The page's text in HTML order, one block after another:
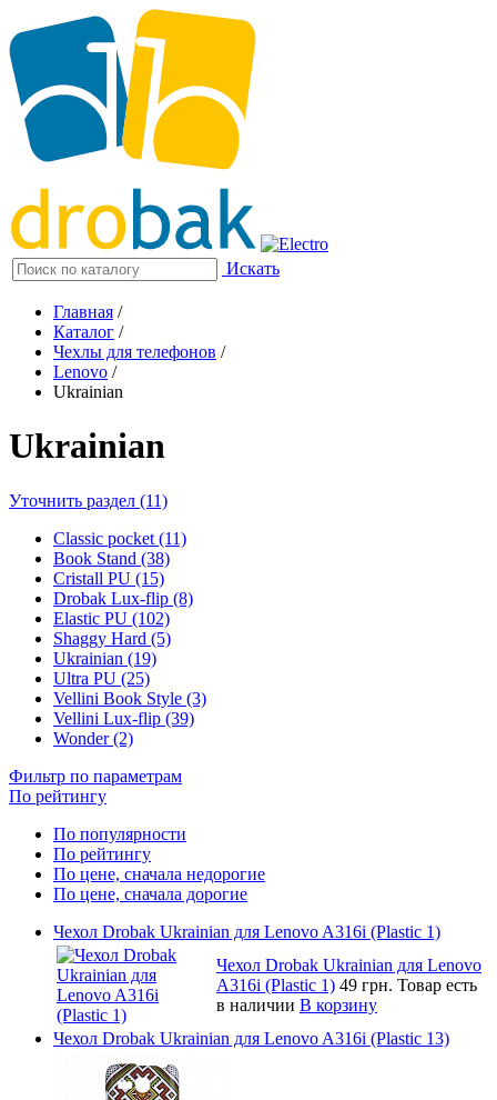
Искать
Главная /
Каталог /
Чехлы для телефонов /
Lenovo /
Ukrainian
Ukrainian
Уточнить раздел (11)
Classic pocket (11)
Book Stand (38)
Cristall PU (15)
Drobak Lux-flip (8)
Elastic PU (102)
Shaggy Hard (5)
Ukrainian (19)
Ultra PU (25)
Vellini Book Style (3)
Vellini Lux-flip (39)
Wonder (2)
Фильтр по параметрам
По рейтингу
По популярности
По рейтингу
По цене, сначала недорогие
По цене, сначала дорогие
Чехол Drobak Ukrainian для Lenovo A316i (Plastic 1)
Чехол Drobak Ukrainian для Lenovo
A316i (Plastic 1) 49 грн. Товар есть
в наличии В корзину
Чехол Drobak Ukrainian для Lenovo A316i (Plastic 13)